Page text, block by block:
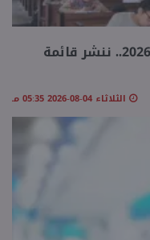
الكتب الدراسية المعدلة بالأزهر 2026.. ننشر قائمة
الثلاثاء 04-08-2026 05:35 مـ